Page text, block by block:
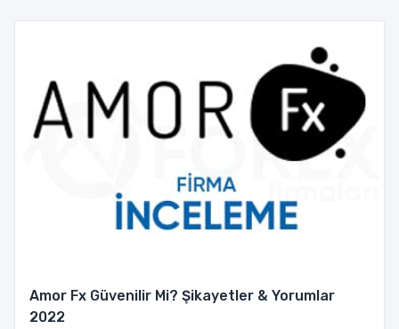
Amor Fx Güvenilir Mi? Şikayetler & Yorumlar
2022